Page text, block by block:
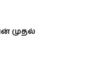
முதல்